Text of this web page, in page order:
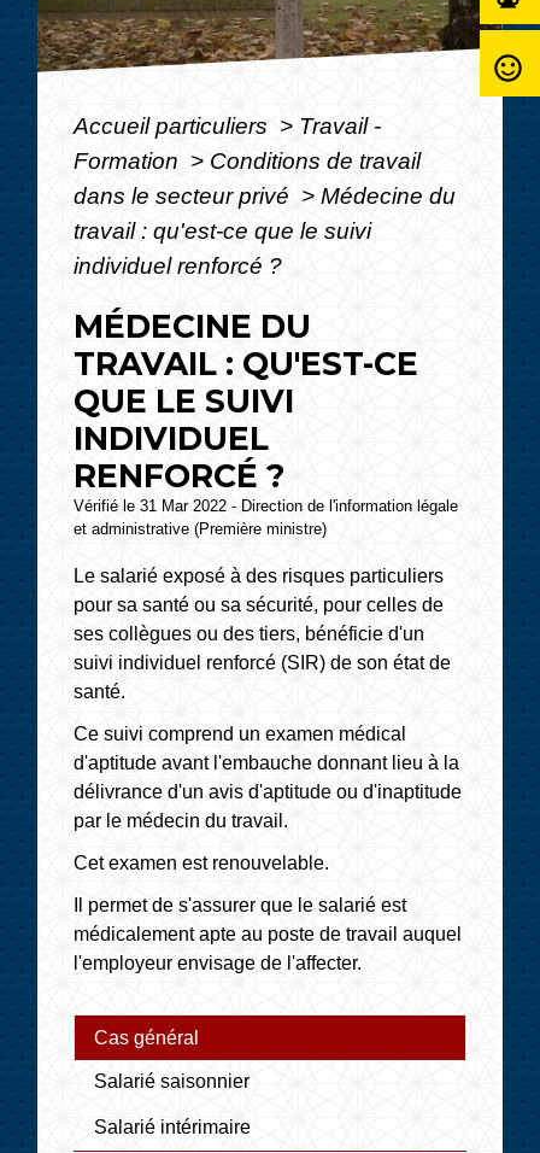
Accueil particuliers > Travail -
Formation > Conditions de travail
dans le secteur privé > Médecine du
travail : qu'est-ce que le suivi
individuel renforcé ?
MÉDECINE DU
TRAVAIL : QU'EST-CE
QUE LE SUIVI
INDIVIDUEL
RENFORCÉ ?
Vérifié le 31 Mar 2022 - Direction de l'information légale
et administrative (Première ministre)
Le salarié exposé à des risques particuliers
pour sa santé ou sa sécurité, pour celles de
ses collègues ou des tiers, bénéficie d'un
suivi individuel renforcé (SIR) de son état de
santé.
Ce suivi comprend un examen médical
d'aptitude avant l'embauche donnant lieu à la
délivrance d'un avis d'aptitude ou d'inaptitude
par le médecin du travail.
Cet examen est renouvelable.
Il permet de s'assurer que le salarié est
médicalement apte au poste de travail auquel
l'employeur envisage de l'affecter.
Cas général
Salarié saisonnier
Salarié intérimaire
sentiment_satisfied_alt